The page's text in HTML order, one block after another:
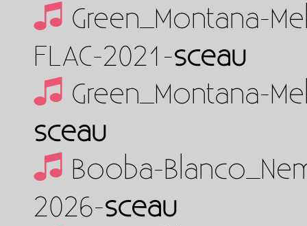
Green_Montana-
FLAC-2021-sceau
Green_Montana-
sceau
Booba-
2026-sceau